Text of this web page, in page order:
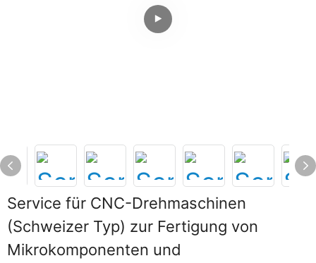
Service für CNC-Drehmaschinen
(Schweizer Typ) zur Fertigung von
Mikrokomponenten und